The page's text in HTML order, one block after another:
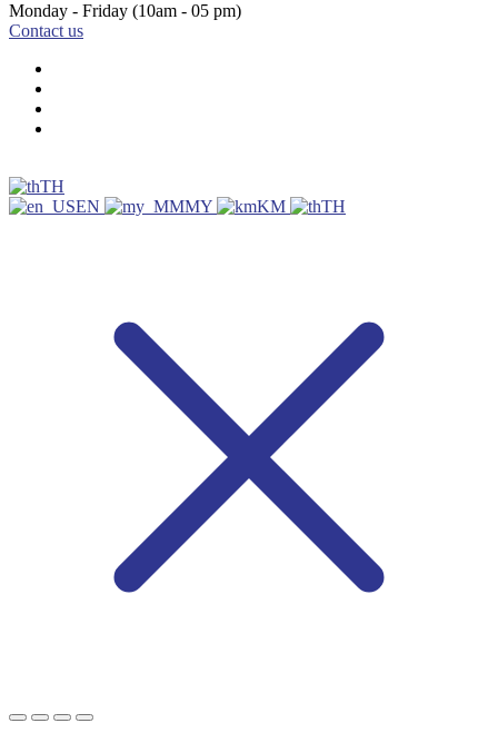
Monday - Friday (10am - 05 pm)
Contact us
TH
EN
MY KM TH